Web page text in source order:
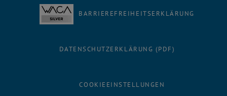
BARRIEREFREIHEITSERKLÄRUNG
DATENSCHUTZERKLÄRUNG (PDF)
COOKIEEINSTELLUNGEN